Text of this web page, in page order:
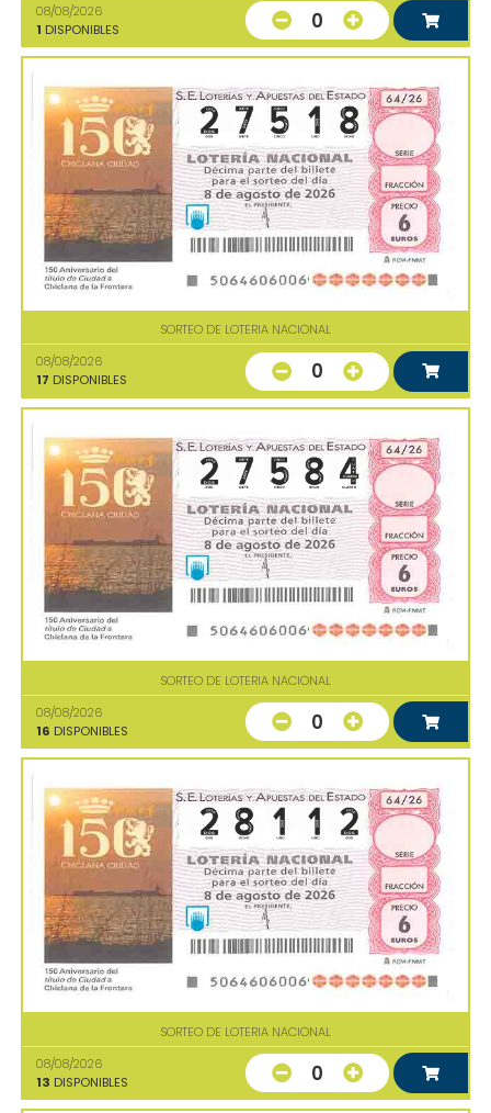
08/08/2026
1 DISPONIBLES 0
SORTEO DE LOTERIA NACIONAL
08/08/2026
17 DISPONIBLES 0
SORTEO DE LOTERIA NACIONAL
08/08/2026
16 DISPONIBLES 0
SORTEO DE LOTERIA NACIONAL
08/08/2026
13 DISPONIBLES 0